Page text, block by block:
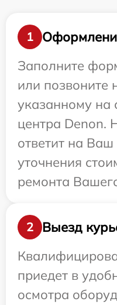
1
Заполните
или позвоните
указанному на
центра Denon.
ответит на
уточнения
ремонта
2
Выезд
приедет в
осмотра